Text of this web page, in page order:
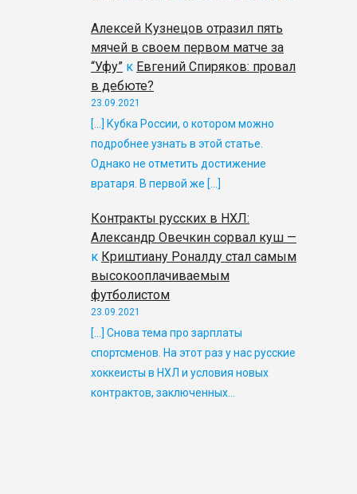
Алексей Кузнецов отразил пять
мячей в своем первом матче за
“Уфу” к Евгений Спиряков: провал
в дебюте?
23.09.2021
[…] Кубка России, о котором можно
подробнее узнать в этой статье.
Однако не отметить достижение
вратаря. В первой же […]
Контракты русских в НХЛ:
Александр Овечкин сорвал куш —
к Криштиану Роналду стал самым
высокооплачиваемым
футболистом
23.09.2021
[…] Снова тема про зарплаты
спортсменов. На этот раз у нас русские
хоккеисты в НХЛ и условия новых
контрактов, заключенных…